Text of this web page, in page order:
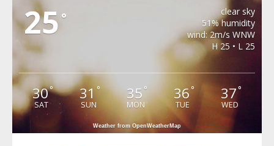
25°
clear sky
51% humidity
wind: 2m/s WNW
H 25 • L 25
30°
SAT
31°
SUN
35°
MON
36°
TUE
37°
WED
Weather from OpenWeatherMap